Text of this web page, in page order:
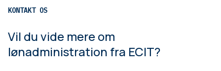
KONTAKT OS
Vil du vide mere om
lønadministration fra ECIT?